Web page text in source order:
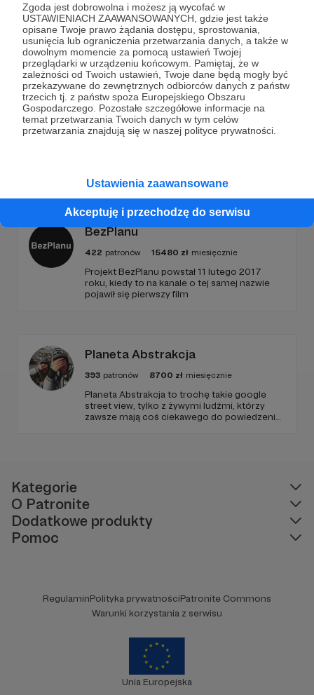
Zgoda jest dobrowolna i możesz ją wycofać w
USTAWIENIACH ZAAWANSOWANYCH, gdzie jest także
opisane Twoje prawo żądania dostępu, sprostowania,
usunięcia lub ograniczenia przetwarzania danych, a także w
dowolnym momencie za pomocą ustawień Twojej
przeglądarki w urządzeniu końcowym. Pamiętaj, że w
zależności od Twoich ustawień, Twoje dane będą mogły być
przekazywane do zewnętrznych odbiorców danych z państw
trzecich tj. z państw spoza Europejskiego Obszaru
Gospodarczego. Pozostałe szczegółowe informacje na
temat przetwarzania Twoich danych w tym celów
przetwarzania znajdują się w naszej polityce prywatności.
Ustawienia zaawansowane
Akceptuję i przechodzę do serwisu
Dołącz do grona Patronów!
Wesprzyj działalność AutoraUrbex History
Zostań Patronem
BezPlanu
422 patronów 15480 zł miesięcznie
Projekt BezPlanu powstał 11 lutego 2017
roku, kiedy to na kanale o tej samej nazwie
pojawił się pierwszy film
Planeta Abstrakcja
393 patronów 8700 zł miesięcznie
Planeta Abstrakcja to trochę takie google
street view, tylko z żywymi ludźmi, którzy
zawsze mają coś ciekawego do powiedzenia
Kategorie
O Patronite
Dodatkowe produkty
Pomoc
RegulaminPolityka prywatnościPatronite Commons
Warunki korzystania z serwisu
Unia Europejska